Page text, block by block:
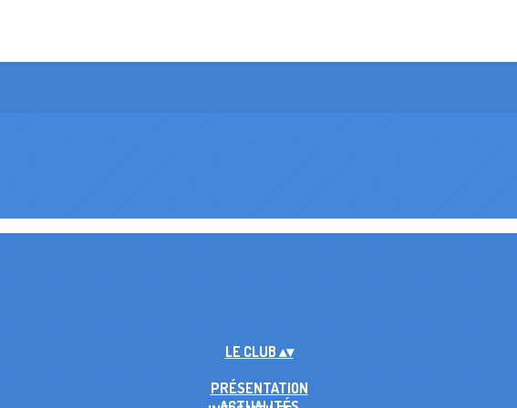
LE CLUB ▴▾
PRÉSENTATION